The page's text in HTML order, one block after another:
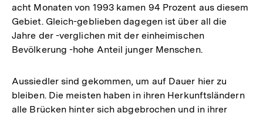
acht Monaten von 1993 kamen 94 Prozent aus diesem
Gebiet. Gleich-geblieben dagegen ist über all die
Jahre der -verglichen mit der einheimischen
Bevölkerung -hohe Anteil junger Menschen.
Aussiedler sind gekommen, um auf Dauer hier zu
bleiben. Die meisten haben in ihren Herkunftsländern
alle Brücken hinter sich abgebrochen und in ihrer